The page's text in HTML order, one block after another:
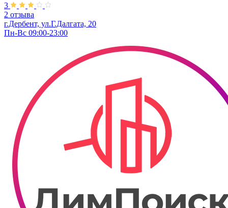
3
2 отзыва
г.Дербент, ул.Г.Далгата, 20
Пн-Вс 09:00-23:00